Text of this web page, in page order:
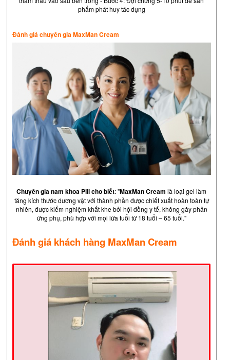
phẩm phát huy tác dụng
Đánh giá chuyên gia MaxMan Cream
Chuyên gia nam khoa Pill cho biết: "MaxMan Cream là loại gel làm
tăng kích thước dương vật với thành phần được chiết xuất hoàn toàn tự
nhiên, được kiểm nghiệm khắt khe bởi hội đồng y tế, không gây phản
ứng phụ, phù hợp với mọi lứa tuổi từ 18 tuổi – 65 tuổi."
Đánh giá khách hàng MaxMan Cream